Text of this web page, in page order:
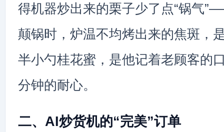
得机器炒出来的栗子少了点“锅气
颠锅时，炉温不均烤出来的焦斑，
半小勺桂花蜜，是他记着老顾客的
分钟的耐心。
二、AI炒货机的“完美”订单